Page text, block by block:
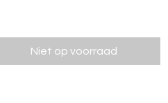
Niet op voorraad